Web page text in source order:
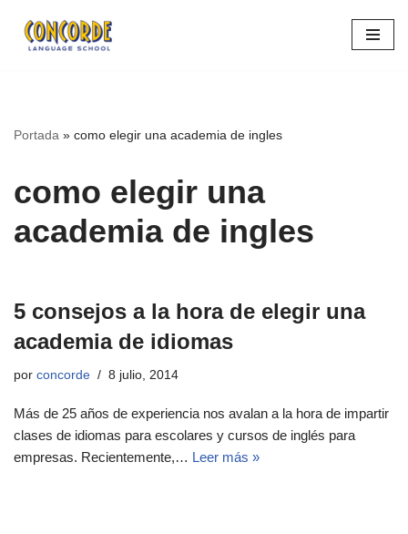
Saltar
Portada » como elegir una academia de ingles
como elegir una
academia de ingles
5 consejos a la hora de elegir una
academia de idiomas
por concorde 8 julio, 2014
Más de 25 años de experiencia nos avalan a la hora de impartir
clases de idiomas para escolares y cursos de inglés para
empresas. Recientemente,… Leer más »